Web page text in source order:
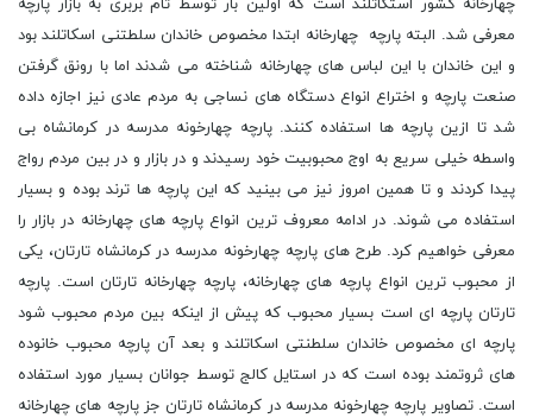
چهارخانه کشور استکاتلند است که اولین بار توسط تام بربری به بازار پارچه
معرفی شد. البته پارچه چهارخانه ابتدا مخصوص خاندان سلطتنی اسکاتلند بود
و این خاندان با این لباس های چهارخانه شناخته می شدند اما با رونق گرفتن
صنعت پارچه و اختراع انواع دستگاه های نساجی به مردم عادی نیز اجازه داده
شد تا ازین پارچه ها استفاده کنند. پارچه چهارخونه مدرسه در کرمانشاه بی
واسطه خیلی سریع به اوج محبوبیت خود رسیدند و در بازار و در بین مردم رواج
پیدا کردند و تا همین امروز نیز می بینید که این پارچه ها ترند بوده و بسیار
استفاده می شوند. در ادامه معروف ترین انواع پارچه های چهارخانه در بازار را
معرفی خواهیم کرد. طرح های پارچه چهارخونه مدرسه در کرمانشاه تارتان، یکی
از محبوب ترین انواع پارچه های چهارخانه، پارچه چهارخانه تارتان است. پارچه
تارتان پارچه ای است بسیار محبوب که پیش از اینکه بین مردم محبوب شود
پارچه ای مخصوص خاندان سلطنتی اسکاتلند و بعد آن پارچه محبوب خانوده
های ثروتمند بوده است که در استایل کالج توسط جوانان بسیار مورد استفاده
است. تصاویر پارچه چهارخونه مدرسه در کرمانشاه تارتان جز پارچه های چهارخانه